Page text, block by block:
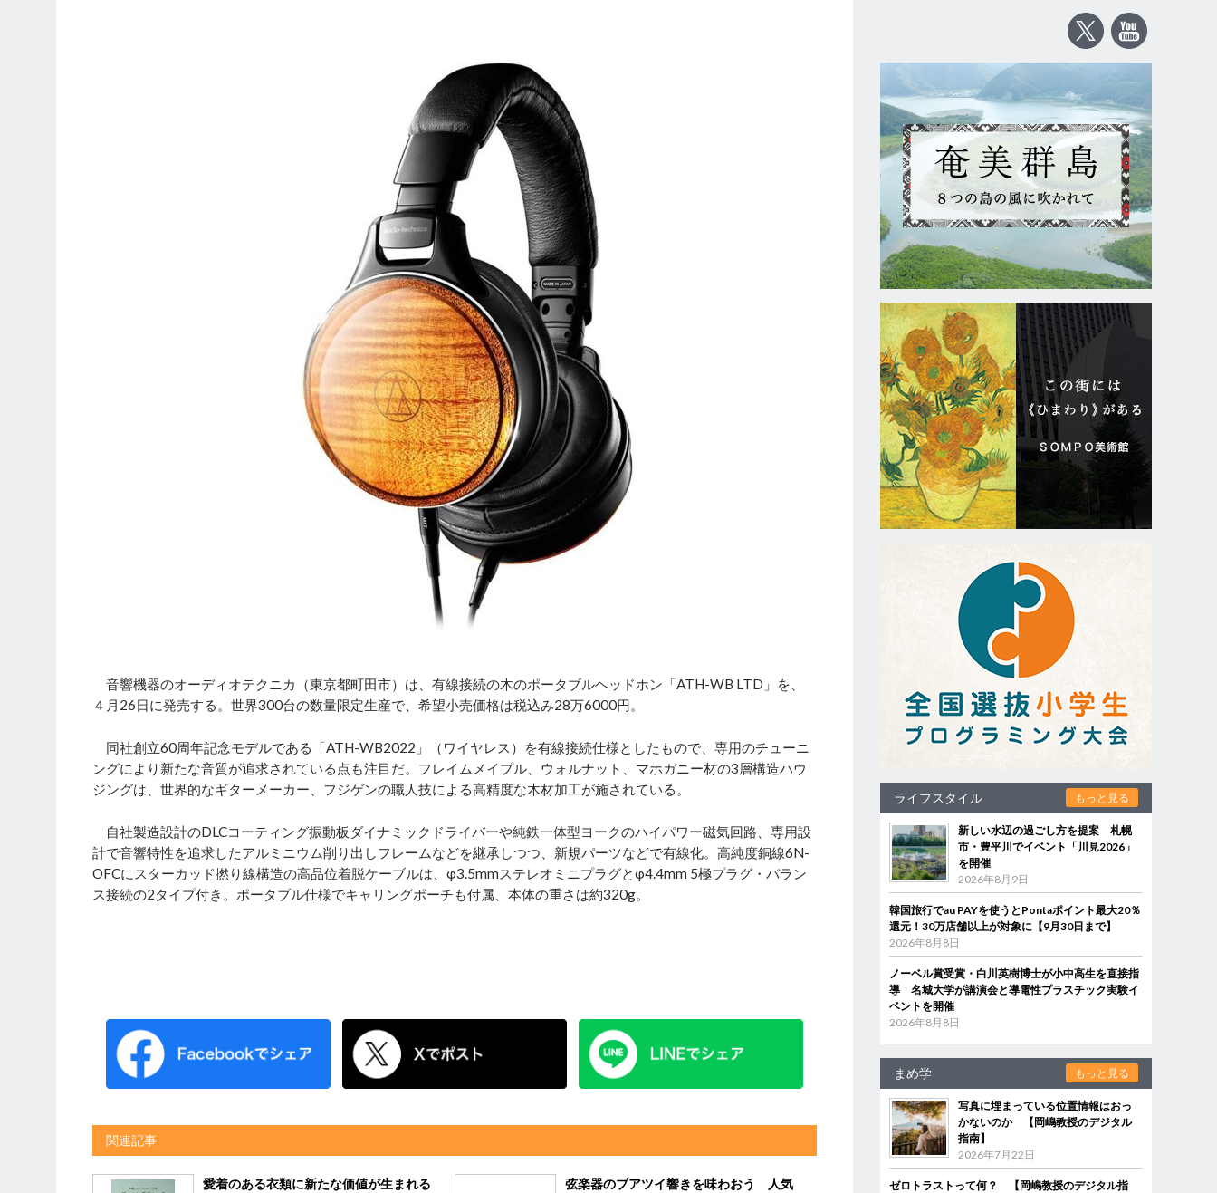
音響機器のオーディオテクニカ（東京都町田市）は、有線接続の木のポータブルヘッドホン「ATH-WB LTD」を、
４月26日に発売する。世界300台の数量限定生産で、希望小売価格は税込み28万6000円。
同社創立60周年記念モデルである「ATH-WB2022」（ワイヤレス）を有線接続仕様としたもので、専用のチューニ
ングにより新たな音質が追求されている点も注目だ。フレイムメイプル、ウォルナット、マホガニー材の3層構造ハウ
ジングは、世界的なギターメーカー、フジゲンの職人技による高精度な木材加工が施されている。
自社製造設計のDLCコーティング振動板ダイナミックドライバーや純鉄一体型ヨークのハイパワー磁気回路、専用設
計で音響特性を追求したアルミニウム削り出しフレームなどを継承しつつ、新規パーツなどで有線化。高純度銅線6N-
OFCにスターカッド撚り線構造の高品位着脱ケーブルは、φ3.5mmステレオミニプラグとφ4.4mm 5極プラグ・バラン
ス接続の2タイプ付き。ポータブル仕様でキャリングポーチも付属、本体の重さは約320g。
関連記事
愛着のある衣類に新たな価値が生まれる
弦楽器のブアツイ響きを味わおう 人気
ライフスタイル もっと見る
新しい水辺の過ごし方を提案 札幌
市・豊平川でイベント「川見2026」
を開催
2026年8月9日
韓国旅行でau PAYを使うとPontaポイント最大20％
還元！30万店舗以上が対象に【9月30日まで】
2026年8月8日
ノーベル賞受賞・白川英樹博士が小中高生を直接指
導 名城大学が講演会と導電性プラスチック実験イ
ベントを開催
2026年8月8日
まめ学 もっと見る
写真に埋まっている位置情報はおっ
かないのか 【岡嶋教授のデジタル
指南】
2026年7月22日
ゼロトラストって何？ 【岡嶋教授のデジタル指